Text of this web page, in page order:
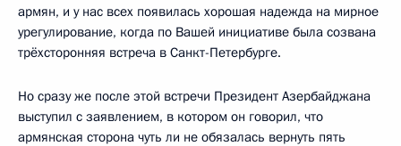
армян, и у нас всех появилась хорошая надежда на мирное
урегулирование, когда по Вашей инициативе была созвана
трёхсторонняя встреча в Санкт-Петербурге.
Но сразу же после этой встречи Президент Азербайджана
выступил с заявлением, в котором он говорил, что
армянская сторона чуть ли не обязалась вернуть пять